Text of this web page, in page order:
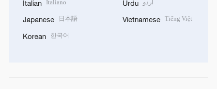
Italian
Japanese 日本語
Korean 한국어
Urdu
Vietnamese Tiếng Việt